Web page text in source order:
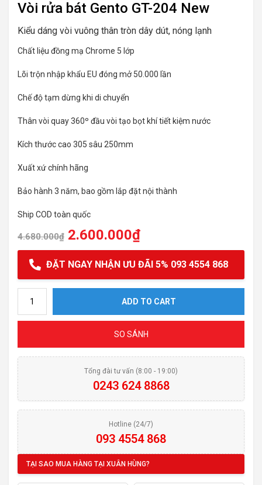
Vòi rửa bát Gento GT-204 New
Kiểu dáng vòi vuông thân tròn dây dút, nóng lạnh
Chất liệu đồng mạ Chrome 5 lớp
Lõi trộn nhập khẩu EU đóng mở 50.000 lần
Chế độ tạm dừng khi di chuyển
Thân vòi quay 360º đầu vòi tạo bọt khí tiết kiệm nước
Kích thước cao 305 sâu 250mm
Xuất xứ chính hãng
Bảo hành 3 năm, bao gồm lắp đặt nội thành
Ship COD toàn quốc
4.680.000₫ 2.600.000₫
ĐẶT NGAY NHẬN ƯU ĐÃI 5% 093 4554 868
ADD TO CART
SO SÁNH
Tổng đài tư vấn (8:00 - 19:00)
0243 624 8868
Hotline (24/7)
093 4554 868
TẠI SAO MUA HÀNG TẠI XUÂN HÙNG?